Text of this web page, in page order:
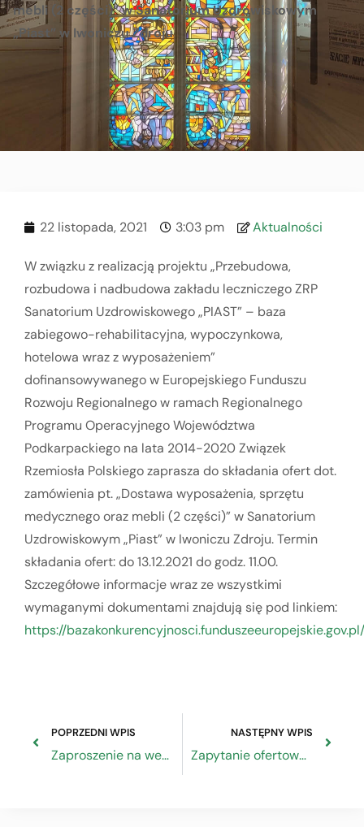
mebli (2 części)” w Sanatorium Uzdrowiskowym
„Piast” w Iwoniczu Zdroju
22 listopada, 2021 3:03 pm Aktualności
W związku z realizacją projektu „Przebudowa,
rozbudowa i nadbudowa zakładu leczniczego ZRP
Sanatorium Uzdrowiskowego „PIAST” – baza
zabiegowo-rehabilitacyjna, wypoczynkowa,
hotelowa wraz z wyposażeniem”
dofinansowywanego w Europejskiego Funduszu
Rozwoju Regionalnego w ramach Regionalnego
Programu Operacyjnego Województwa
Podkarpackiego na lata 2014-2020 Związek
Rzemiosła Polskiego zaprasza do składania ofert dot.
zamówienia pt. „Dostawa wyposażenia, sprzętu
medycznego oraz mebli (2 części)” w Sanatorium
Uzdrowiskowym „Piast” w Iwoniczu Zdroju. Termin
składania ofert: do 13.12.2021 do godz. 11.00.
Szczegółowe informacje wraz ze wszystkimi
wymaganymi dokumentami znajdują się pod linkiem:
https://
POPRZEDNI WPIS
Zaproszenie na webinarium „Instrumenty finansowe w ramach EFS+ w odpowiedzi na wyzwania społeczne”, 2 grudnia 2021
NASTĘPNY WPIS
Zapytanie ofertowe „Wykonanie sieci systemu nagłaśniającego w budynku (tzw. radiowęzeł)” w Sanatorium Uzdrowiskowym „Piast” w Iwoniczu Zdroju